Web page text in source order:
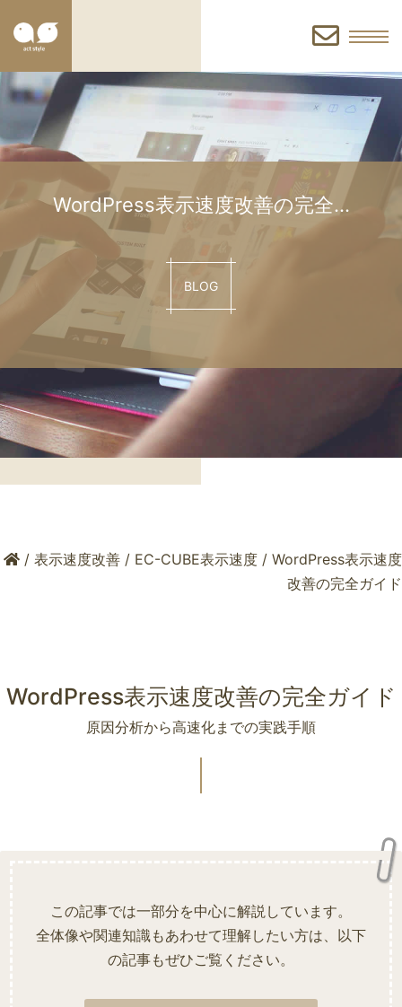
お
問
い
WordPress表示速度改善の完全…
BLOG
/ 表示速度改善 / EC-CUBE表示速度 / WordPress表示速度
改善の完全ガイド
WordPress表示速度改善の完全ガイド
原因分析から高速化までの実践手順
この記事では一部分を中心に解説しています。
全体像や関連知識もあわせて理解したい方は、以下
の記事もぜひご覧ください。